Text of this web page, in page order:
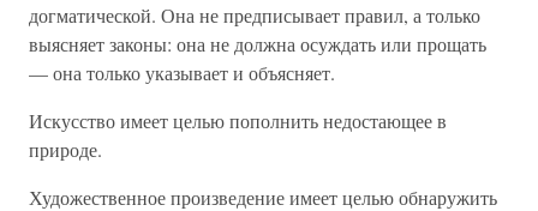
догматической. Она не предписывает правил, а только
выясняет законы: она не должна осуждать или прощать
— она только указывает и объясняет.
Искусство имеет целью пополнить недостающее в
природе.
Художественное произведение имеет целью обнаружить